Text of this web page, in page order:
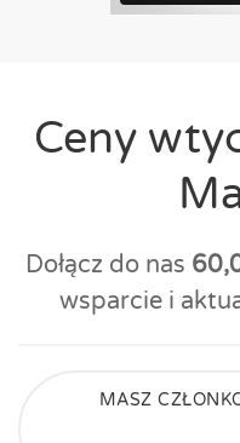
Ceny
Dołącz do nas
wsparcie i
MASZ